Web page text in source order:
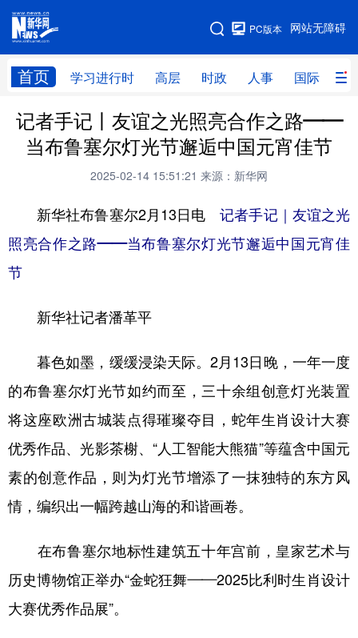
网站无障碍
PC版本
首页 学习进行时 高层 时政 人事 国际 财
网站地图
学习进行时 高层 时政 人事
国际 财经 网评 港澳
科技 科创 量子 体育
文化 健康 军事
法律 中央文件
食品 人居 信息化 数字经济
学术中国 乡村振兴 银龄 溯源中国
城市 旅游 能源 会展
彩票 娱乐 时尚 悦读
地方频道
北京
记者手记丨友谊之光照亮合作之路——
当布鲁塞尔灯光节邂逅中国元宵佳节
2025-02-14 15:51:21 来源：新华网
新华社布鲁塞尔2月13日电记者手记｜友谊之光
照亮合作之路——当布鲁塞尔灯光节邂逅中国元宵佳
节
新华社记者潘革平
暮色如墨，缓缓浸染天际。2月13日晚，一年一度
的布鲁塞尔灯光节如约而至，三十余组创意灯光装置
将这座欧洲古城装点得璀璨夺目，蛇年生肖设计大赛
优秀作品、光影茶榭、“人工智能大熊猫”等蕴含中国元
素的创意作品，则为灯光节增添了一抹独特的东方风
情，编织出一幅跨越山海的和谐画卷。
在布鲁塞尔地标性建筑五十年宫前，皇家艺术与
历史博物馆正举办“金蛇狂舞——2025比利时生肖设计
大赛优秀作品展”。